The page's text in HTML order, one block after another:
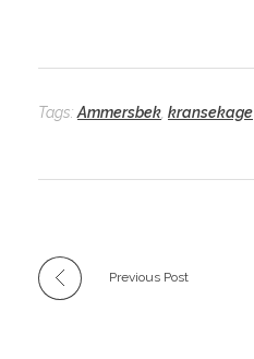
Tags: Ammersbek kransekage
Previous Post